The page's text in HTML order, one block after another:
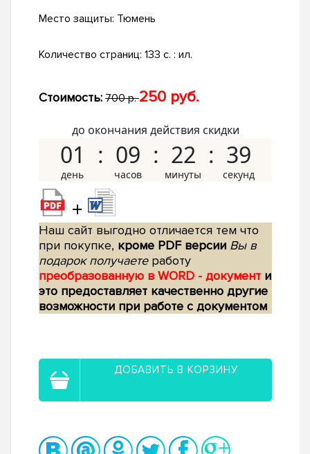
Место защиты: Тюмень
Количество страниц: 133 с. : ил.
Стоимость: 700 р.250 руб.
до окончания действия скидки
01 09 22 38
+
Наш сайт выгодно отличается тем что
при покупке, кроме PDF версии Вы в
подарок получаетеработу
преобразованную в WORD - документ и
это предоставляет качественно другие
возможности при работе с документом
ДОБАВИТЬ В КОРЗИНУ